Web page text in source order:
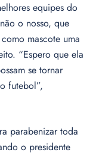
equipes do
o nosso, que
mascote uma
“Espero que ela
se tornar
futebol”,
parabenizar toda
o presidente